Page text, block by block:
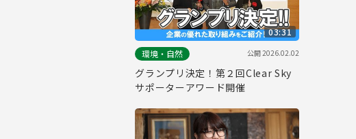
03:31
環境・自然
公開2026.02.02
グランプリ決定！第２回Clear Sky
サポーターアワード開催